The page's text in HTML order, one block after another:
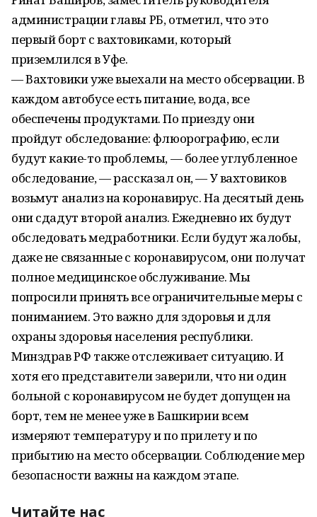
администрации главы РБ, отметил, что это
первый борт с вахтовиками, который
приземлился в Уфе.
— Вахтовики уже выехали на место обсервации. В
каждом автобусе есть питание, вода, все
обеспечены продуктами. По приезду они
пройдут обследование: флюорографию, если
будут какие-то проблемы, — более углубленное
обследование, — рассказал он, — У вахтовиков
возьмут анализ на коронавирус. На десятый день
они сдадут второй анализ. Ежедневно их будут
обследовать медработники. Если будут жалобы,
даже не связанные с коронавирусом, они получат
полное медицинское обслуживание. Мы
попросили принять все ограничительные меры с
пониманием. Это важно для здоровья и для
охраны здоровья населения республики.
Минздрав РФ также отслеживает ситуацию. И
хотя его представители заверили, что ни один
больной с коронавирусом не будет допущен на
борт, тем не менее уже в Башкирии всем
измеряют температуру и по прилету и по
прибытию на место обсервации. Соблюдение мер
безопасности важны на каждом этапе.
Читайте нас